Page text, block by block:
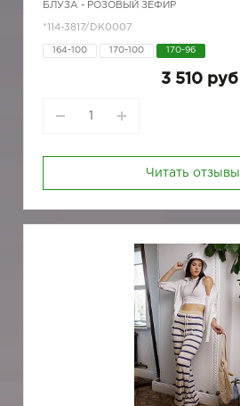
БЛУЗА - РОЗОВЫЙ ЗЕФИР
*114-3817/DK0007
164-100 170-100 170-96
3 510 руб
Читать отзывы